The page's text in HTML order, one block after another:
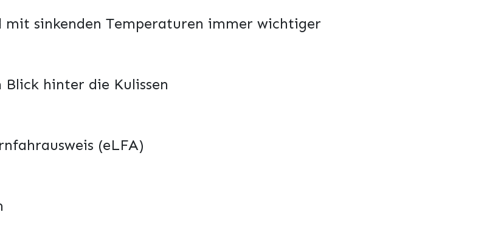
mit sinkenden Temperaturen immer wichtiger
hinter die Kulissen
(eLFA)